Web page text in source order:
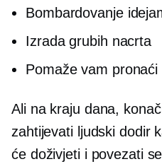
Bombardovanje
Izrada grubih nacrta
Pomaže vam
Ali na kraju dana,
zahtijevati ljudski dodir
će doživjeti i povezati